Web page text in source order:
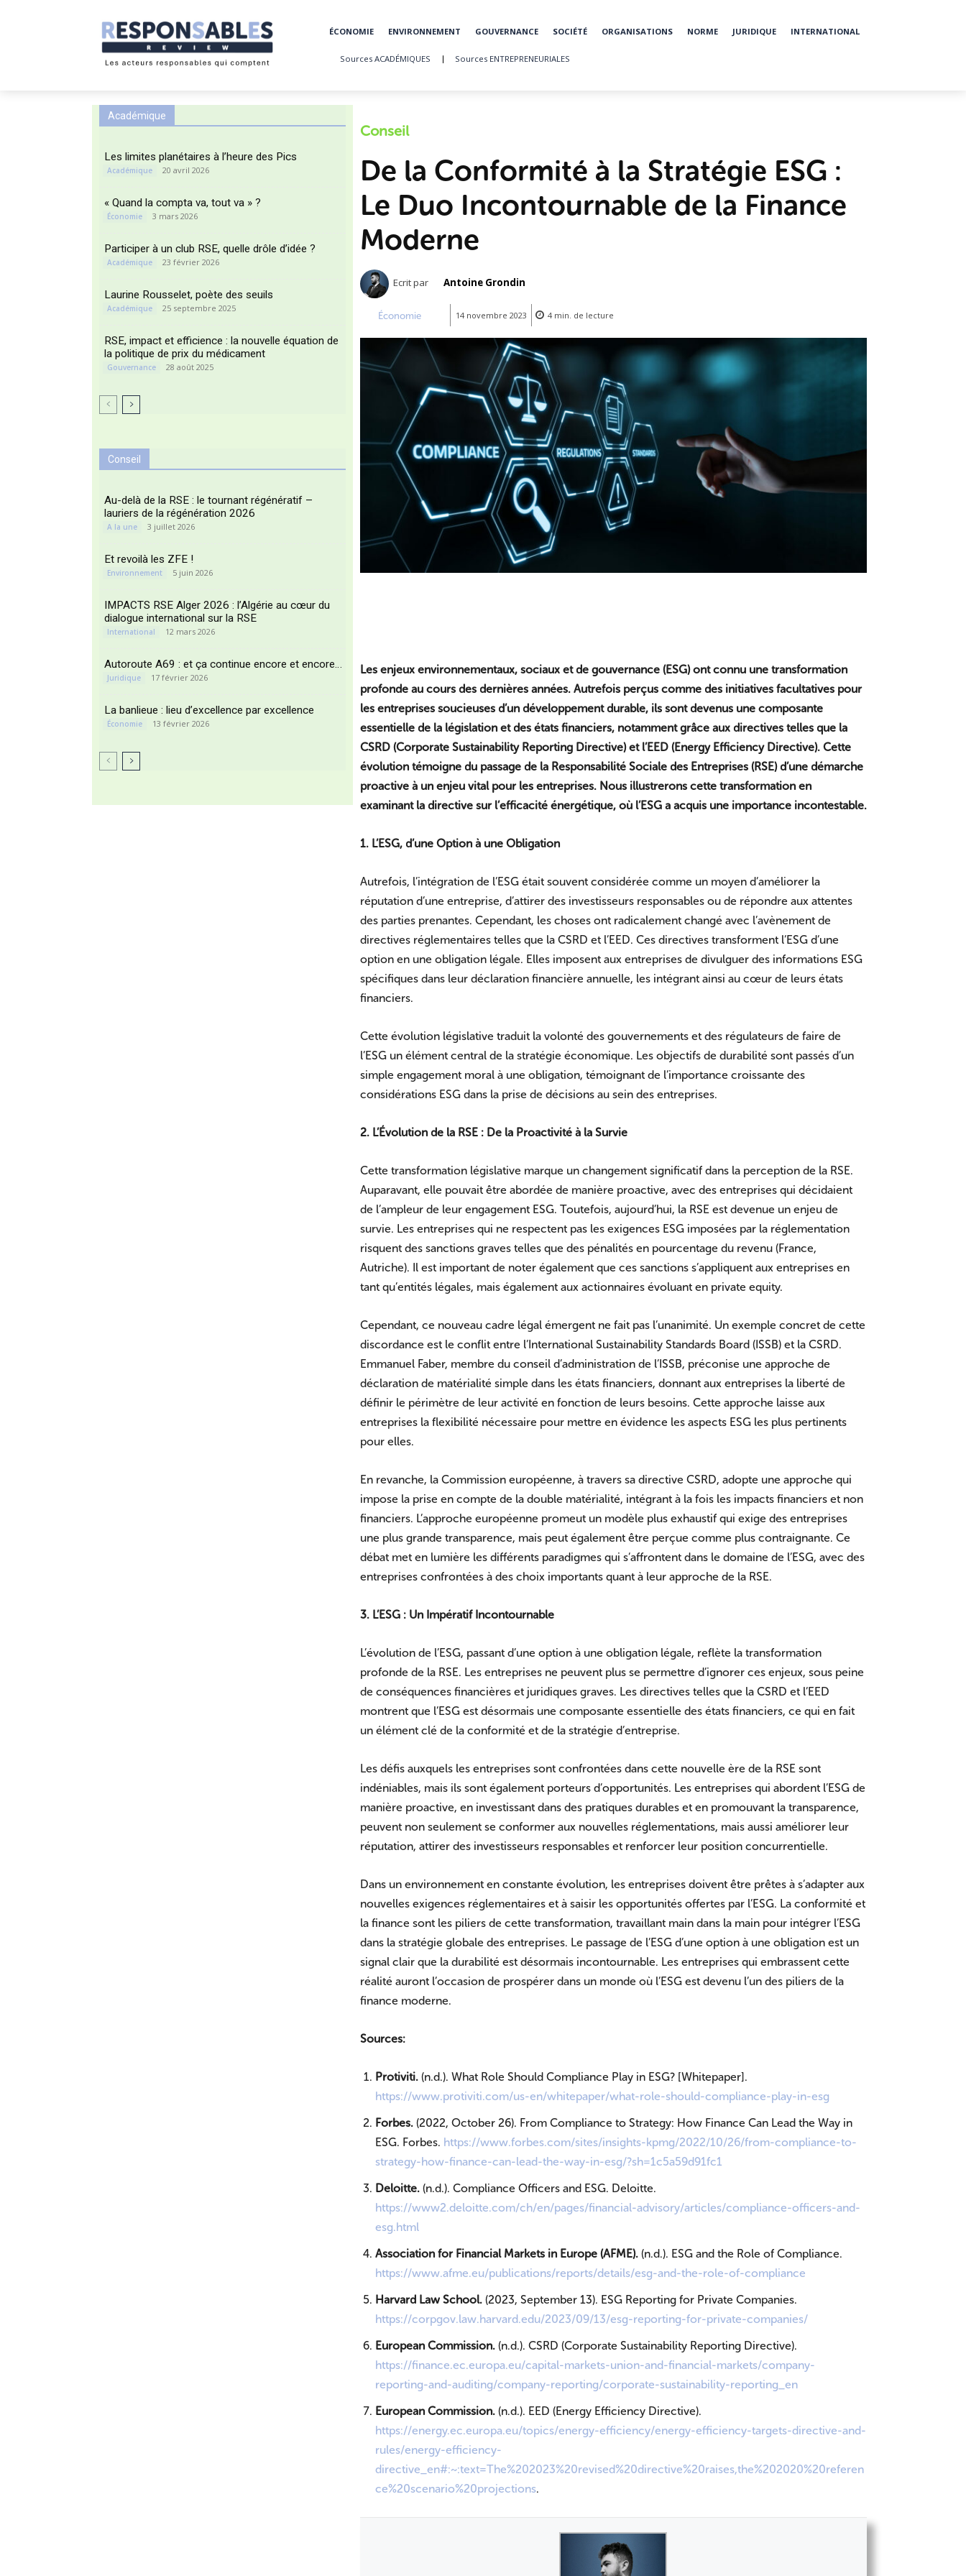
ÉCONOMIE ENVIRONNEMENT GOUVERNANCE SOCIÉTÉ ORGANISATIONS NORME JURIDIQUE INTERNATIONAL
Sources ACADÉMIQUES Sources ENTREPRENEURIALES
Académique
Les limites planétaires à l’heure des Pics
Académique 20 avril 2026
« Quand la compta va, tout va » ?
Économie 3 mars 2026
Participer à un club RSE, quelle drôle d’idée ?
Académique 23 février 2026
Laurine Rousselet, poète des seuils
Académique 25 septembre 2025
RSE, impact et efficience : la nouvelle équation de
la politique de prix du médicament
Gouvernance 28 août 2025
Conseil
Au-delà de la RSE : le tournant régénératif –
lauriers de la régénération 2026
A la une 3 juillet 2026
Et revoilà les ZFE !
Environnement 5 juin 2026
IMPACTS RSE Alger 2026 : l’Algérie au cœur du
dialogue international sur la RSE
International 12 mars 2026
Autoroute A69 : et ça continue encore et encore…
Juridique 17 février 2026
La banlieue : lieu d’excellence par excellence
Économie 13 février 2026
Conseil
De la Conformité à la Stratégie ESG :
Le Duo Incontournable de la Finance
Moderne
Ecrit par Antoine Grondin
Économie 14 novembre 2023 4 min. de lecture
Les enjeux environnementaux, sociaux et de gouvernance (ESG) ont connu une transformation
profonde au cours des dernières années. Autrefois perçus comme des initiatives facultatives pour
les entreprises soucieuses d’un développement durable, ils sont devenus une composante
essentielle de la législation et des états financiers, notamment grâce aux directives telles que la
CSRD (Corporate Sustainability Reporting Directive) et l’EED (Energy Efficiency Directive). Cette
évolution témoigne du passage de la Responsabilité Sociale des Entreprises (RSE) d’une démarche
proactive à un enjeu vital pour les entreprises. Nous illustrerons cette transformation en
examinant la directive sur l’efficacité énergétique, où l’ESG a acquis une importance incontestable.
1. L’ESG, d’une Option à une Obligation
Autrefois, l’intégration de l’ESG était souvent considérée comme un moyen d’améliorer la
réputation d’une entreprise, d’attirer des investisseurs responsables ou de répondre aux attentes
des parties prenantes. Cependant, les choses ont radicalement changé avec l’avènement de
directives réglementaires telles que la CSRD et l’EED. Ces directives transforment l’ESG d’une
option en une obligation légale. Elles imposent aux entreprises de divulguer des informations ESG
spécifiques dans leur déclaration financière annuelle, les intégrant ainsi au cœur de leurs états
financiers.
Cette évolution législative traduit la volonté des gouvernements et des régulateurs de faire de
l’ESG un élément central de la stratégie économique. Les objectifs de durabilité sont passés d’un
simple engagement moral à une obligation, témoignant de l’importance croissante des
considérations ESG dans la prise de décisions au sein des entreprises.
2. L’Évolution de la RSE : De la Proactivité à la Survie
Cette transformation législative marque un changement significatif dans la perception de la RSE.
Auparavant, elle pouvait être abordée de manière proactive, avec des entreprises qui décidaient
de l’ampleur de leur engagement ESG. Toutefois, aujourd’hui, la RSE est devenue un enjeu de
survie. Les entreprises qui ne respectent pas les exigences ESG imposées par la réglementation
risquent des sanctions graves telles que des pénalités en pourcentage du revenu (France,
Autriche). Il est important de noter également que ces sanctions s’appliquent aux entreprises en
tant qu’entités légales, mais également aux actionnaires évoluant en private equity.
Cependant, ce nouveau cadre légal émergent ne fait pas l’unanimité. Un exemple concret de cette
discordance est le conflit entre l’International Sustainability Standards Board (ISSB) et la CSRD.
Emmanuel Faber, membre du conseil d’administration de l’ISSB, préconise une approche de
déclaration de matérialité simple dans les états financiers, donnant aux entreprises la liberté de
définir le périmètre de leur activité en fonction de leurs besoins. Cette approche laisse aux
entreprises la flexibilité nécessaire pour mettre en évidence les aspects ESG les plus pertinents
pour elles.
En revanche, la Commission européenne, à travers sa directive CSRD, adopte une approche qui
impose la prise en compte de la double matérialité, intégrant à la fois les impacts financiers et non
financiers. L’approche européenne promeut un modèle plus exhaustif qui exige des entreprises
une plus grande transparence, mais peut également être perçue comme plus contraignante. Ce
débat met en lumière les différents paradigmes qui s’affrontent dans le domaine de l’ESG, avec des
entreprises confrontées à des choix importants quant à leur approche de la RSE.
3. L’ESG : Un Impératif Incontournable
L’évolution de l’ESG, passant d’une option à une obligation légale, reflète la transformation
profonde de la RSE. Les entreprises ne peuvent plus se permettre d’ignorer ces enjeux, sous peine
de conséquences financières et juridiques graves. Les directives telles que la CSRD et l’EED
montrent que l’ESG est désormais une composante essentielle des états financiers, ce qui en fait
un élément clé de la conformité et de la stratégie d’entreprise.
Les défis auxquels les entreprises sont confrontées dans cette nouvelle ère de la RSE sont
indéniables, mais ils sont également porteurs d’opportunités. Les entreprises qui abordent l’ESG de
manière proactive, en investissant dans des pratiques durables et en promouvant la transparence,
peuvent non seulement se conformer aux nouvelles réglementations, mais aussi améliorer leur
réputation, attirer des investisseurs responsables et renforcer leur position concurrentielle.
Dans un environnement en constante évolution, les entreprises doivent être prêtes à s’adapter aux
nouvelles exigences réglementaires et à saisir les opportunités offertes par l’ESG. La conformité et
la finance sont les piliers de cette transformation, travaillant main dans la main pour intégrer l’ESG
dans la stratégie globale des entreprises. Le passage de l’ESG d’une option à une obligation est un
signal clair que la durabilité est désormais incontournable. Les entreprises qui embrassent cette
réalité auront l’occasion de prospérer dans un monde où l’ESG est devenu l’un des piliers de la
finance moderne.
Sources:
Protiviti.(n.d.). What Role Should Compliance Play in ESG? [Whitepaper].
https://www.protiviti.com/us-en/whitepaper/what-role-should-compliance-play-in-esg
Forbes.(2022, October 26). From Compliance to Strategy: How Finance Can Lead the Way in
ESG. Forbes. https://www.forbes.com/sites/insights-kpmg/2022/10/26/from-compliance-to-
strategy-how-finance-can-lead-the-way-in-esg/?sh=1c5a59d91fc1
Deloitte.(n.d.). Compliance Officers and ESG. Deloitte.
https://www2.deloitte.com/ch/en/pages/financial-advisory/articles/compliance-officers-and-
esg.html
Association for Financial Markets in Europe (AFME).(n.d.). ESG and the Role of Compliance.
https://www.afme.eu/publications/reports/details/esg-and-the-role-of-compliance
Harvard Law School.(2023, September 13). ESG Reporting for Private Companies.
https://corpgov.law.harvard.edu/2023/09/13/esg-reporting-for-private-companies/
European Commission.(n.d.). CSRD (Corporate Sustainability Reporting Directive).
https://finance.ec.europa.eu/capital-markets-union-and-financial-markets/company-
reporting-and-auditing/company-reporting/corporate-sustainability-reporting_en
European Commission.(n.d.). EED (Energy Efficiency Directive).
https://energy.ec.europa.eu/topics/energy-efficiency/energy-efficiency-targets-directive-and-
rules/energy-efficiency-
directive_en#:~:text=The%202023%20revised%20directive%20raises,the%202020%20referen
ce%20scenario%20projections.